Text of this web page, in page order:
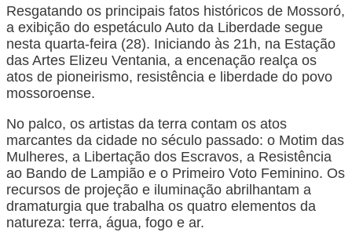
Resgatando os principais fatos históricos de Mossoró,
a exibição do espetáculo Auto da Liberdade segue
nesta quarta-feira (28). Iniciando às 21h, na Estação
das Artes Elizeu Ventania, a encenação realça os
atos de pioneirismo, resistência e liberdade do povo
mossoroense.
No palco, os artistas da terra contam os atos
marcantes da cidade no século passado: o Motim das
Mulheres, a Libertação dos Escravos, a Resistência
ao Bando de Lampião e o Primeiro Voto Feminino. Os
recursos de projeção e iluminação abrilhantam a
dramaturgia que trabalha os quatro elementos da
natureza: terra, água, fogo e ar.